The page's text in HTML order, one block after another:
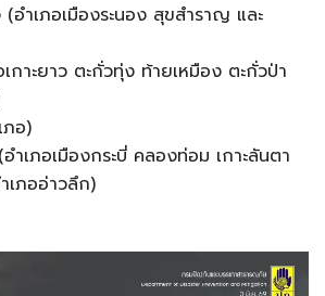
อำเภอเมืองระนอง สุขสำราญ และ
กาะยาว ตะกั่วทุ่ง ท้ายเหมือง ตะกั่วป่า
ภอ)
ำเภอเมืองกระบี่ คลองท่อม เกาะลันตา
เภออ่าวลึก)